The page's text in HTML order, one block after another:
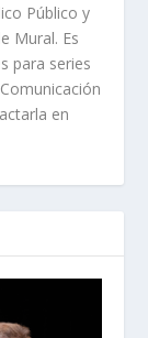
Público y
Mural. Es
para series
en